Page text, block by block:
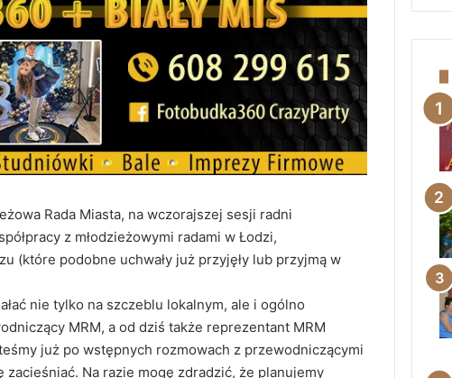
Rada Miasta, na wczorajszej sesji radni
z młodzieżowymi radami w Łodzi,
(które podobne uchwały już przyjęły lub przyjmą w
nie tylko na szczeblu lokalnym, ale i ogólno
MRM, a od dziś także reprezentant MRM
już po wstępnych rozmowach z przewodniczącymi
Na razie mogę zdradzić, że planujemy